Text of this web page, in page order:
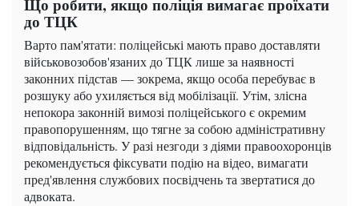
Що робити, якщо поліція вимагає проїхати
до ТЦК
Варто пам'ятати: поліцейські мають право доставляти
військовозобов'язаних до ТЦК лише за наявності
законних підстав — зокрема, якщо особа перебуває в
розшуку або ухиляється від мобілізації. Утім, злісна
непокора законній вимозі поліцейського є окремим
правопорушенням, що тягне за собою адміністративну
відповідальність. У разі незгоди з діями правоохоронців
рекомендується фіксувати подію на відео, вимагати
пред'явлення службових посвідчень та звертатися до
адвоката.